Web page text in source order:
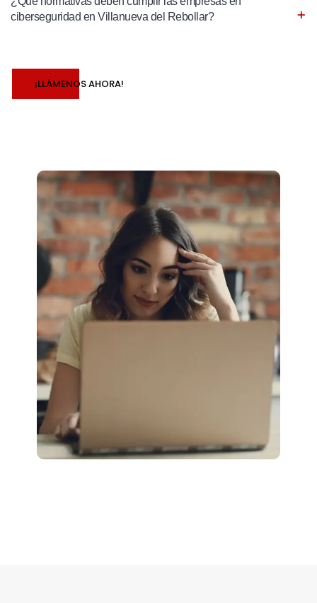
ciberseguridad en Villanueva del Rebollar?
¡LLÁMENOS AHORA!